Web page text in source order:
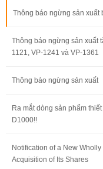
Thông báo ngừng sản xuất
Thông báo ngừng sản xuất
1121, VP-1241 và VP-1361
Thông báo ngừng sản xuất
Ra mắt dòng sản phẩm
D1000!!
Notification of a New
Acquisition of Its Shares